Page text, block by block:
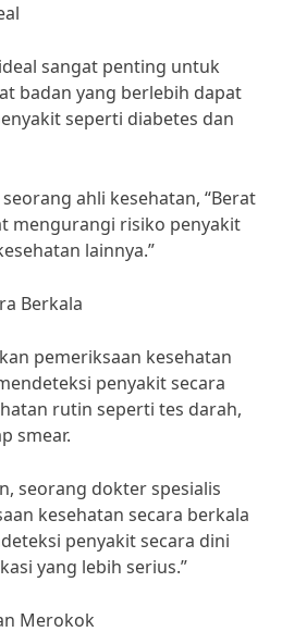
sangat penting untuk
badan yang berlebih dapat
seperti diabetes dan
ahli kesehatan, “Berat
mengurangi risiko penyakit
lainnya.”
Berkala
pemeriksaan kesehatan
penyakit secara
rutin seperti tes darah,
smear.
seorang dokter spesialis
kesehatan secara berkala
penyakit secara dini
yang lebih serius.”
Merokok